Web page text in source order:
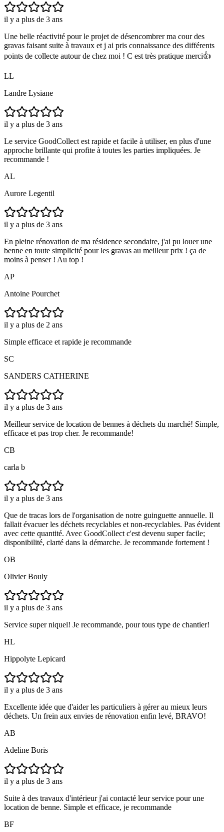
il y a plus de 3 ans
Une belle réactivité pour le projet de désencombrer ma cour des
gravas faisant suite à travaux et j ai pris connaissance des différents
points de collecte autour de chez moi ! C est très pratique merci👍
LL
Landre Lysiane
il y a plus de 3 ans
Le service GoodCollect est rapide et facile à utiliser, en plus d'une
approche brillante qui profite à toutes les parties impliquées. Je
recommande !
AL
Aurore Legentil
il y a plus de 3 ans
En pleine rénovation de ma résidence secondaire, j'ai pu louer une
benne en toute simplicité pour les gravas au meilleur prix ! ça de
moins à penser ! Au top !
AP
Antoine Pourchet
il y a plus de 2 ans
Simple efficace et rapide je recommande
SC
SANDERS CATHERINE
il y a plus de 3 ans
Meilleur service de location de bennes à déchets du marché! Simple,
efficace et pas trop cher. Je recommande!
CB
carla b
il y a plus de 3 ans
Que de tracas lors de l'organisation de notre guinguette annuelle. Il
fallait évacuer les déchets recyclables et non-recyclables. Pas évident
avec cette quantité. Avec GoodCollect c'est devenu super facile;
disponibilité, clarté dans la démarche. Je recommande fortement !
OB
Olivier Bouly
il y a plus de 3 ans
Service super niquel! Je recommande, pour tous type de chantier!
HL
Hippolyte Lepicard
il y a plus de 3 ans
Excellente idée que d'aider les particuliers à gérer au mieux leurs
déchets. Un frein aux envies de rénovation enfin levé, BRAVO!
AB
Adeline Boris
il y a plus de 3 ans
Suite à des travaux d'intérieur j'ai contacté leur service pour une
location de benne. Simple et efficace, je recommande
BF